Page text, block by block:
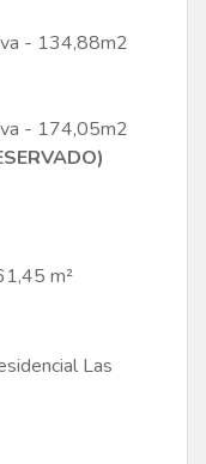
- 134,88m2
- 174,05m2
m²
Las